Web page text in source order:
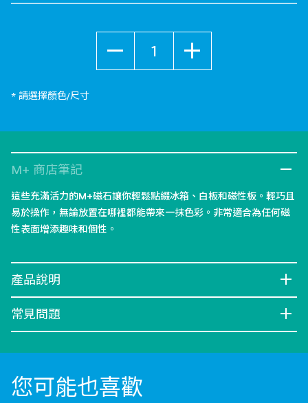
* 請選擇顏色/尺寸
M+ 商店筆記
這些充滿活力的M+磁石讓你輕鬆點綴冰箱、白板和磁性板。輕巧且
易於操作，無論放置在哪裡都能帶來一抹色彩。非常適合為任何磁
性表面增添趣味和個性。
產品說明
常見問題
您可能也喜歡